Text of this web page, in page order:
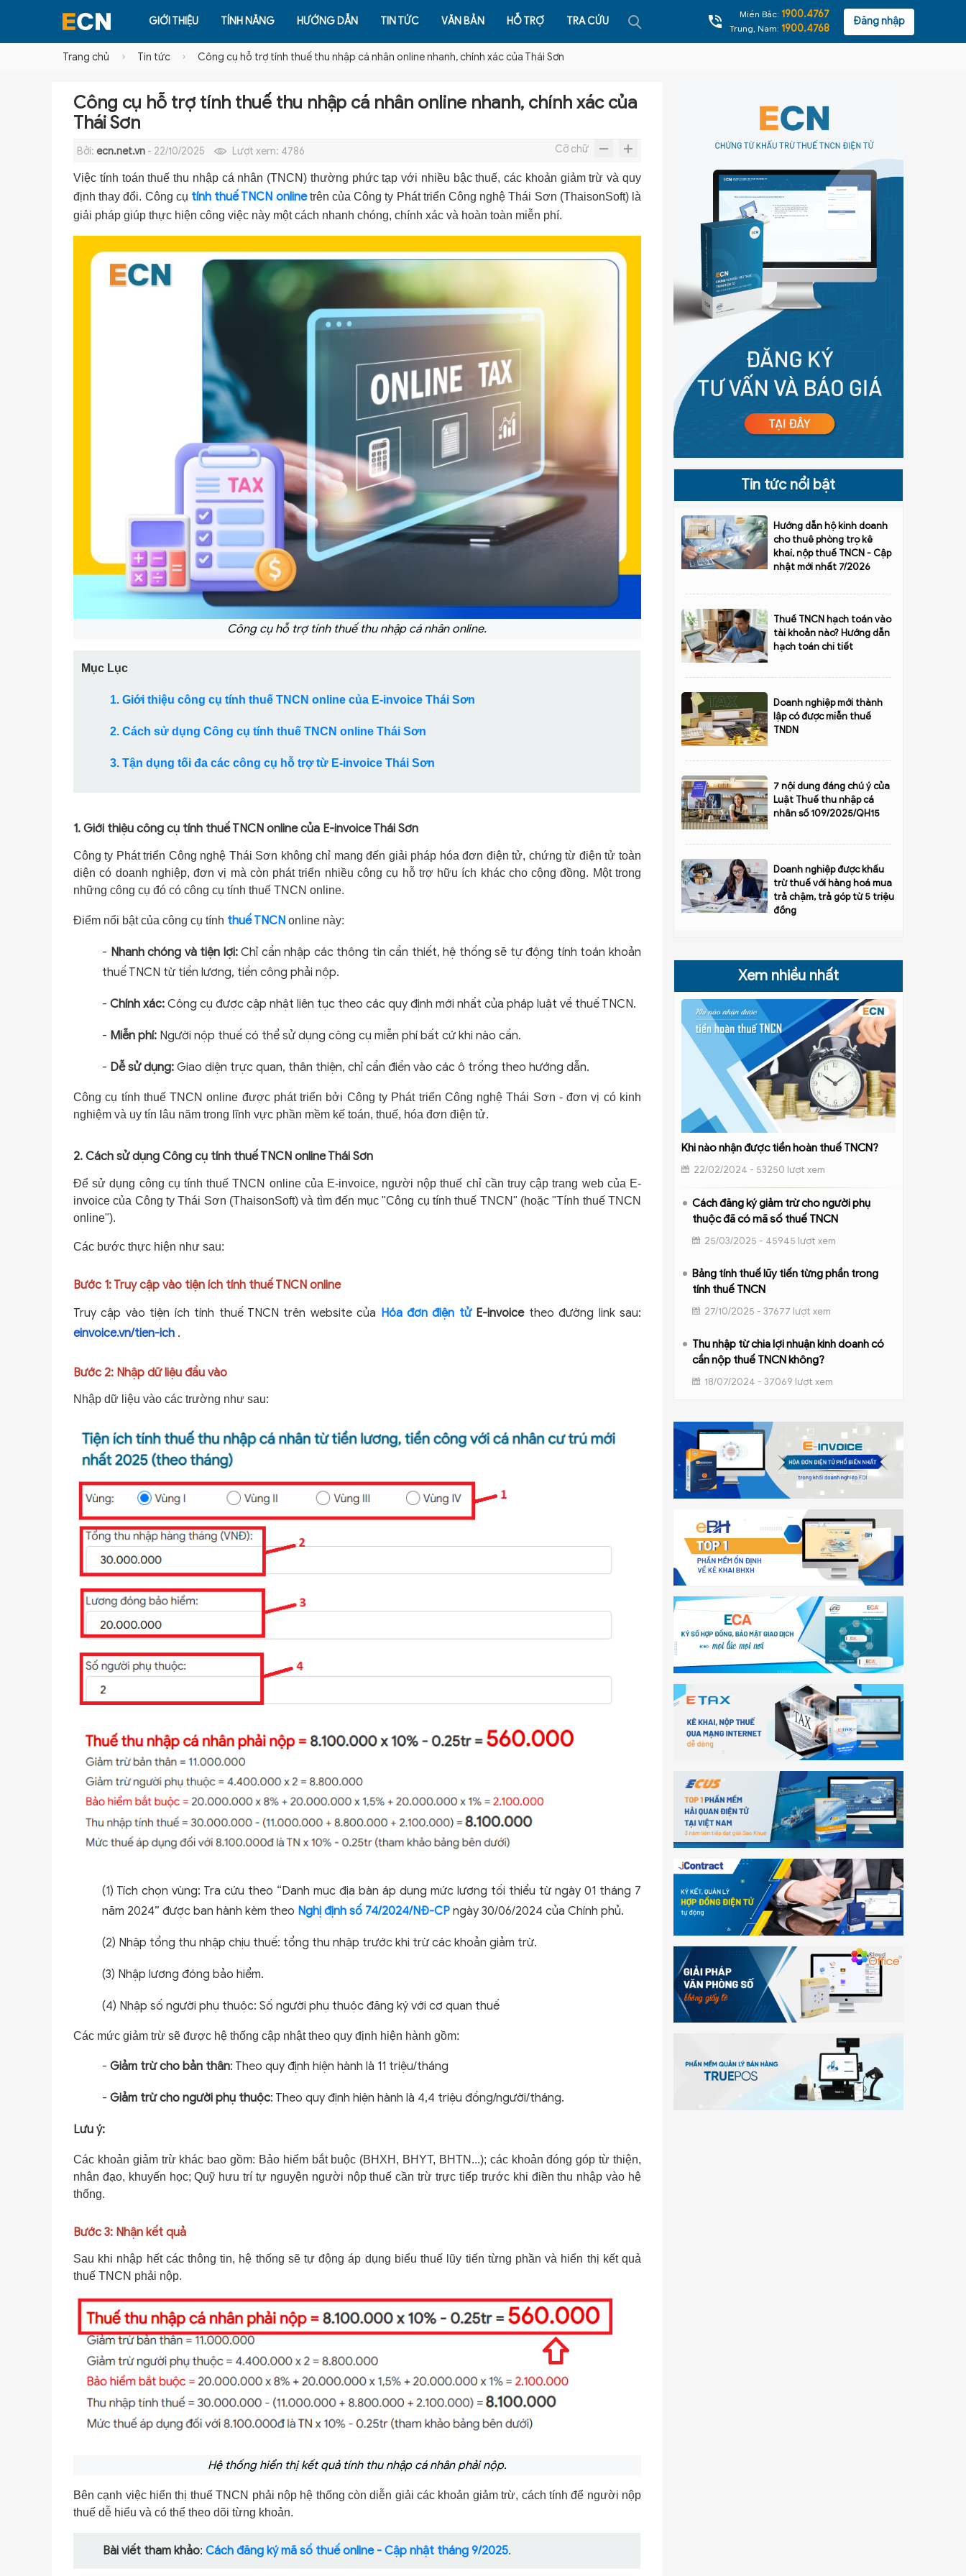
GIỚI THIỆU TÍNH NĂNG HƯỚNG DẪN TIN TỨC VĂN BẢN HỖ TRỢ TRA CỨU
Miền Bắc: 1900.4767
Trung, Nam: 1900.4768
Đăng nhập
Trang chủ Tin tức Công cụ hỗ trợ tính thuế thu nhập cá nhân online nhanh, chính xác của Thái Sơn
Công cụ hỗ trợ tính thuế thu nhập cá nhân online nhanh, chính xác của
Thái Sơn
Bởi: ecn.net.vn - 22/10/2025 Lượt xem: 4786 Cỡ chữ
Việc tính toán thuế thu nhập cá nhân (TNCN) thường phức tạp với nhiều bậc thuế, các khoản giảm trừ và quy
định thay đổi. Công cụ tính thuế TNCN online trên của Công ty Phát triển Công nghệ Thái Sơn (ThaisonSoft) là
giải pháp giúp thực hiện công việc này một cách nhanh chóng, chính xác và hoàn toàn miễn phí.
Công cụ hỗ trợ tính thuế thu nhập cá nhân online.
Mục Lục
1. Giới thiệu công cụ tính thuế TNCN online của E-invoice Thái Sơn
2. Cách sử dụng Công cụ tính thuế TNCN online Thái Sơn
3. Tận dụng tối đa các công cụ hỗ trợ từ E-invoice Thái Sơn
1. Giới thiệu công cụ tính thuế TNCN online của E-invoice Thái Sơn
Công ty Phát triển Công nghệ Thái Sơn không chỉ mang đến giải pháp hóa đơn điện tử, chứng từ điện tử toàn
diện có doanh nghiệp, đơn vị mà còn phát triển nhiều công cụ hỗ trợ hữu ích khác cho cộng đồng. Một trong
những công cụ đó có công cụ tính thuế TNCN online.
Điểm nổi bật của công cụ tính thuế TNCN online này:
- Nhanh chóng và tiện lợi:Chỉ cần nhập các thông tin cần thiết, hệ thống sẽ tự động tính toán khoản
thuế TNCN từ tiền lương, tiền công phải nộp.
- Chính xác: Công cụ được cập nhật liên tục theo các quy định mới nhất của pháp luật về thuế TNCN.
- Miễn phí: Người nộp thuế có thể sử dụng công cụ miễn phí bất cứ khi nào cần.
- Dễ sử dụng: Giao diện trực quan, thân thiện, chỉ cần điền vào các ô trống theo hướng dẫn.
Công cụ tính thuế TNCN online được phát triển bởi Công ty Phát triển Công nghệ Thái Sơn - đơn vị có kinh
nghiệm và uy tín lâu năm trong lĩnh vực phần mềm kế toán, thuế, hóa đơn điện tử.
2. Cách sử dụng Công cụ tính thuế TNCN online Thái Sơn
Để sử dụng công cụ tính thuế TNCN online của E-invoice, người nộp thuế chỉ cần truy cập trang web của E-
invoice của Công ty Thái Sơn (ThaisonSoft) và tìm đến mục "Công cụ tính thuế TNCN" (hoặc "Tính thuế TNCN
online").
Các bước thực hiện như sau:
Bước 1: Truy cập vào tiện ích tính thuế TNCN online
Truy cập vào tiện ích tính thuế TNCN trên website của Hóa đơn điện tửE-invoice theo đường link sau:
einvoice.vn/tien-ich .
Bước 2: Nhập dữ liệu đầu vào
Nhập dữ liệu vào các trường như sau:
(1) Tích chọn vùng: Tra cứu theo “Danh mục địa bàn áp dụng mức lương tối thiểu từ ngày 01 tháng 7
năm 2024” được ban hành kèm theo Nghị định số 74/2024/NĐ-CP ngày 30/06/2024 của Chính phủ.
(2) Nhập tổng thu nhập chịu thuế: tổng thu nhập trước khi trừ các khoản giảm trừ.
(3) Nhập lương đóng bảo hiểm.
(4) Nhập số người phụ thuộc: Số người phụ thuộc đăng ký với cơ quan thuế
Các mức giảm trừ sẽ được hệ thống cập nhật theo quy định hiện hành gồm:
- Giảm trừ cho bản thân: Theo quy định hiện hành là 11 triệu/tháng
- Giảm trừ cho người phụ thuộc: Theo quy định hiện hành là 4,4 triệu đồng/người/tháng.
Lưu ý:
Các khoản giảm trừ khác bao gồm: Bảo hiểm bắt buộc (BHXH, BHYT, BHTN...); các khoản đóng góp từ thiện,
nhân đạo, khuyến học; Quỹ hưu trí tự nguyện người nộp thuế cần trừ trực tiếp trước khi điền thu nhập vào hệ
thống.
Bước 3: Nhận kết quả
Sau khi nhập hết các thông tin, hệ thống sẽ tự động áp dụng biểu thuế lũy tiến từng phần và hiển thị kết quả
thuế TNCN phải nộp.
Hệ thống hiển thị kết quả tính thu nhập cá nhân phải nộp.
Bên cạnh việc hiển thị thuế TNCN phải nộp hệ thống còn diễn giải các khoản giảm trừ, cách tính để người nộp
thuế dễ hiểu và có thể theo dõi từng khoản.
Bài viết tham khảo: Cách đăng ký mã số thuế online - Cập nhật tháng 9/2025.
Tin tức nổi bật
Hướng dẫn hộ kinh doanh
cho thuê phòng trọ kê
khai, nộp thuế TNCN - Cập
nhật mới nhất 7/2026
Thuế TNCN hạch toán vào
tài khoản nào? Hướng dẫn
hạch toán chi tiết
Doanh nghiệp mới thành
lập có được miễn thuế
TNDN
7 nội dung đáng chú ý của
Luật Thuế thu nhập cá
nhân số 109/2025/QH15
Doanh nghiệp được khấu
trừ thuế với hàng hoá mua
trả chậm, trả góp từ 5 triệu
đồng
Xem nhiều nhất
Khi nào nhận được tiền hoàn thuế TNCN?
22/02/2024 - 53250 lượt xem
Cách đăng ký giảm trừ cho người phụ
thuộc đã có mã số thuế TNCN
25/03/2025 - 45945 lượt xem
Bảng tính thuế lũy tiến từng phần trong
tính thuế TNCN
27/10/2025 - 37677 lượt xem
Thu nhập từ chia lợi nhuận kinh doanh có
cần nộp thuế TNCN không?
18/07/2024 - 37069 lượt xem